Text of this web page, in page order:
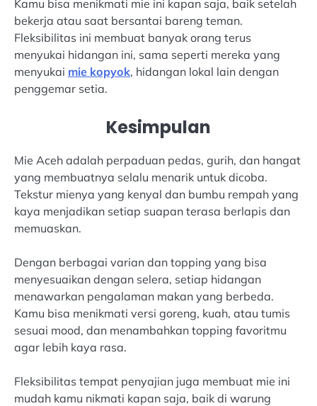
Kamu bisa menikmati mie ini kapan saja, baik setelah
bekerja atau saat bersantai bareng teman.
Fleksibilitas ini membuat banyak orang terus
menyukai hidangan ini, sama seperti mereka yang
menyukai mie kopyok, hidangan lokal lain dengan
penggemar setia.
Kesimpulan
Mie Aceh adalah perpaduan pedas, gurih, dan hangat
yang membuatnya selalu menarik untuk dicoba.
Tekstur mienya yang kenyal dan bumbu rempah yang
kaya menjadikan setiap suapan terasa berlapis dan
memuaskan.
Dengan berbagai varian dan topping yang bisa
menyesuaikan dengan selera, setiap hidangan
menawarkan pengalaman makan yang berbeda.
Kamu bisa menikmati versi goreng, kuah, atau tumis
sesuai mood, dan menambahkan topping favoritmu
agar lebih kaya rasa.
Fleksibilitas tempat penyajian juga membuat mie ini
mudah kamu nikmati kapan saja, baik di warung